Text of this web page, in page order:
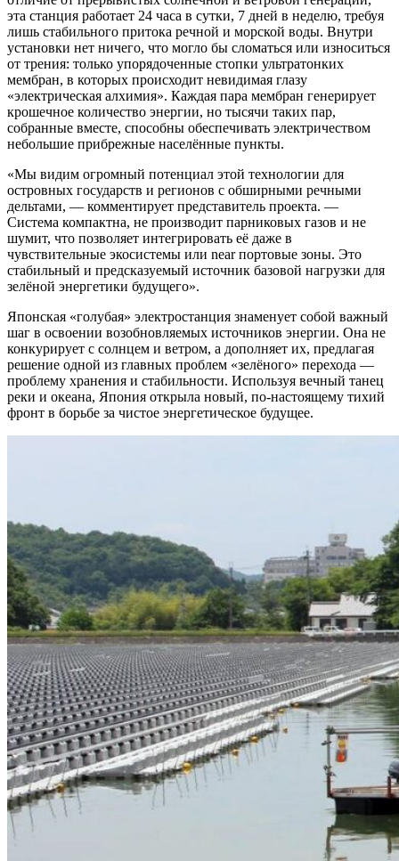
эта станция работает 24 часа в сутки, 7 дней в неделю, требуя
лишь стабильного притока речной и морской воды. Внутри
установки нет ничего, что могло бы сломаться или износиться
от трения: только упорядоченные стопки ультратонких
мембран, в которых происходит невидимая глазу
«электрическая алхимия». Каждая пара мембран генерирует
крошечное количество энергии, но тысячи таких пар,
собранные вместе, способны обеспечивать электричеством
небольшие прибрежные населённые пункты.
«Мы видим огромный потенциал этой технологии для
островных государств и регионов с обширными речными
дельтами, — комментирует представитель проекта. —
Система компактна, не производит парниковых газов и не
шумит, что позволяет интегрировать её даже в
чувствительные экосистемы или near портовые зоны. Это
стабильный и предсказуемый источник базовой нагрузки для
зелёной энергетики будущего».
Японская «голубая» электростанция знаменует собой важный
шаг в освоении возобновляемых источников энергии. Она не
конкурирует с солнцем и ветром, а дополняет их, предлагая
решение одной из главных проблем «зелёного» перехода —
проблему хранения и стабильности. Используя вечный танец
реки и океана, Япония открыла новый, по-настоящему тихий
фронт в борьбе за чистое энергетическое будущее.